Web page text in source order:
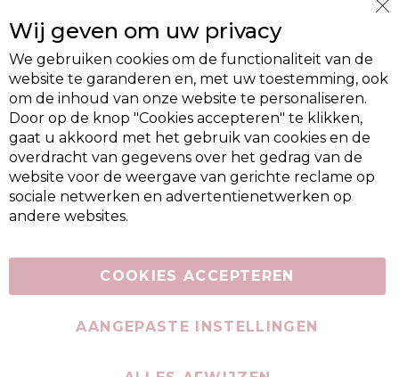
Wij geven om uw privacy
We gebruiken cookies om de functionaliteit van de
website te garanderen en, met uw toestemming, ook
om de inhoud van onze website te personaliseren.
Door op de knop "Cookies accepteren" te klikken,
gaat u akkoord met het gebruik van cookies en de
overdracht van gegevens over het gedrag van de
website voor de weergave van gerichte reclame op
sociale netwerken en advertentienetwerken op
andere websites.
COOKIES ACCEPTEREN
AANGEPASTE INSTELLINGEN